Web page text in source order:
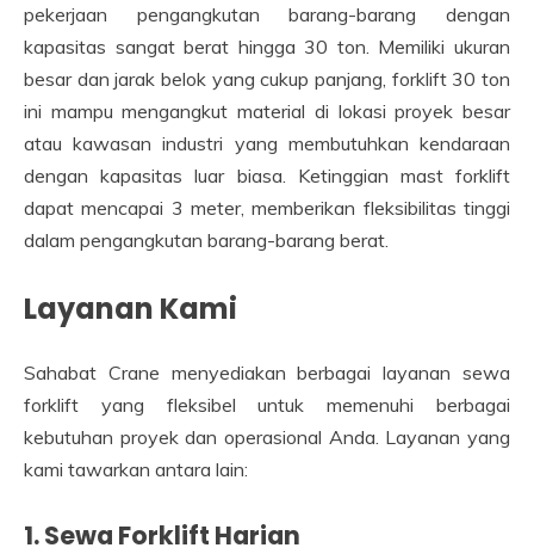
pekerjaan pengangkutan barang-barang dengan
kapasitas sangat berat hingga 30 ton. Memiliki ukuran
besar dan jarak belok yang cukup panjang, forklift 30 ton
ini mampu mengangkut material di lokasi proyek besar
atau kawasan industri yang membutuhkan kendaraan
dengan kapasitas luar biasa. Ketinggian mast forklift
dapat mencapai 3 meter, memberikan fleksibilitas tinggi
dalam pengangkutan barang-barang berat.
Layanan Kami
Sahabat Crane menyediakan berbagai layanan sewa
forklift yang fleksibel untuk memenuhi berbagai
kebutuhan proyek dan operasional Anda. Layanan yang
kami tawarkan antara lain:
1. Sewa Forklift Harian